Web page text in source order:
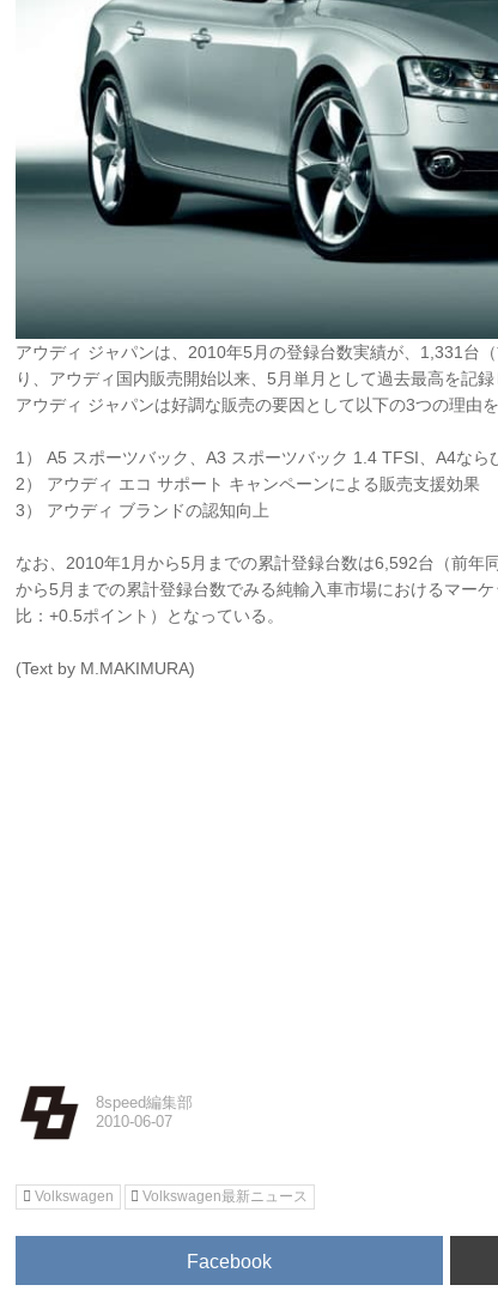
アウディ ジャパンは、2010年5月の登録台数実績が、1,331台
り、アウディ国内販売開始以来、5月単月として過去最高を記録
アウディ ジャパンは好調な販売の要因として以下の3つの理由を
1） A5 スポーツバック、A3 スポーツバック 1.4 TFSI、A4なら
2） アウディ エコ サポート キャンペーンによる販売支援効果
3） アウディ ブランドの認知向上
なお、2010年1月から5月までの累計登録台数は6,592台（前年
から5月までの累計登録台数でみる純輸入車市場におけるマー
比：+0.5ポイント）となっている。
(Text by M.MAKIMURA)
8speed編集部
Volkswagen Volkswagen最新ニュース
Facebook